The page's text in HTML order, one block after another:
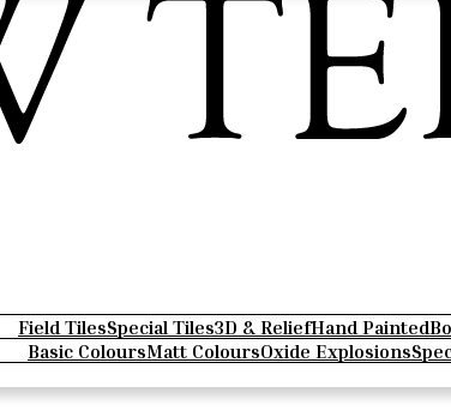
Field TilesSpecial Tiles3D & ReliefHand Painted
Basic ColoursMatt ColoursOxide Explosions